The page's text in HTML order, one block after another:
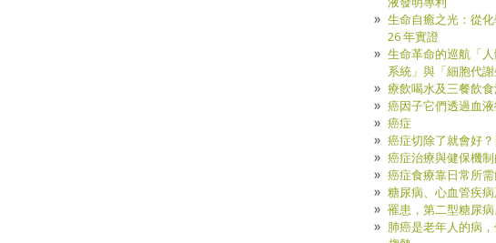
生命自癒之光：從
26 年實證
生命革命的巡航「
系統」與「細胞代
療飲喝水及三餐飲食
癌因子它們透過血
癌症
癌症切除了就會好
癌症治療與健保機
癌症食療靠日常所
糖尿病、心血管疾
罹患，第二型糖尿病
肺癌是老年人的病